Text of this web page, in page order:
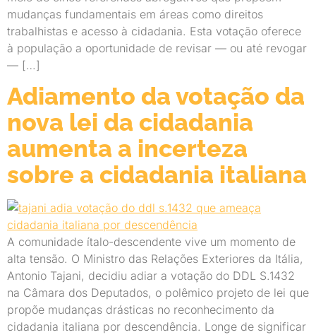
mudanças fundamentais em áreas como direitos
trabalhistas e acesso à cidadania. Esta votação oferece
à população a oportunidade de revisar — ou até revogar
— […]
Adiamento da votação da
nova lei da cidadania
aumenta a incerteza
sobre a cidadania italiana
A comunidade ítalo-descendente vive um momento de
alta tensão. O Ministro das Relações Exteriores da Itália,
Antonio Tajani, decidiu adiar a votação do DDL S.1432
na Câmara dos Deputados, o polêmico projeto de lei que
propõe mudanças drásticas no reconhecimento da
cidadania italiana por descendência. Longe de significar